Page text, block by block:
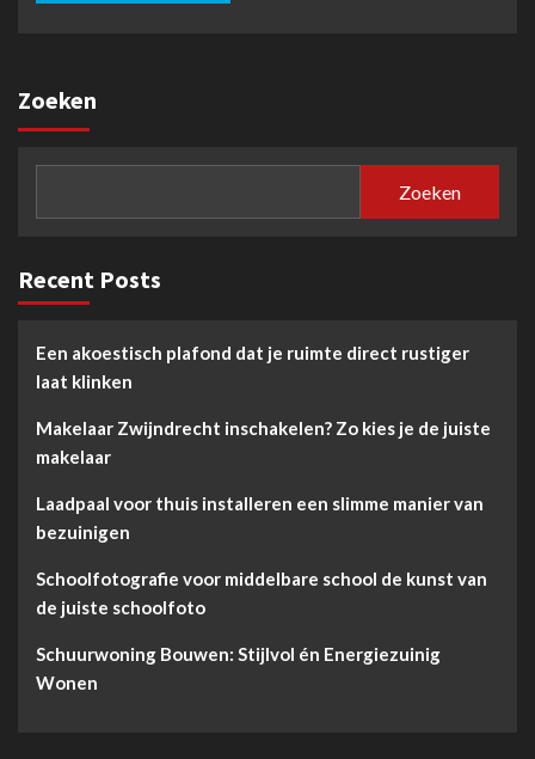
Zoeken
Zoeken
Recent Posts
Een akoestisch plafond dat je ruimte direct rustiger
laat klinken
Makelaar Zwijndrecht inschakelen? Zo kies je de juiste
makelaar
Laadpaal voor thuis installeren een slimme manier van
bezuinigen
Schoolfotografie voor middelbare school de kunst van
de juiste schoolfoto
Schuurwoning Bouwen: Stijlvol én Energiezuinig
Wonen